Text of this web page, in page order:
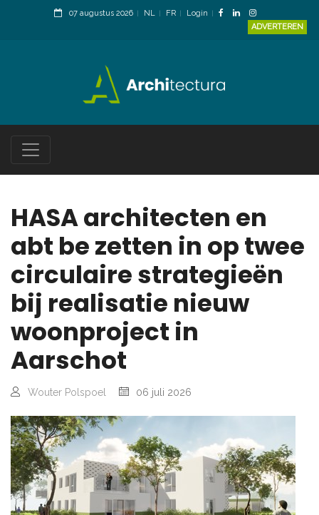
07 augustus 2026 NL FR
Login
ADVERTEREN
HASA architecten en
abt be zetten in op twee
circulaire strategieën
bij realisatie nieuw
woonproject in
Aarschot
Wouter Polspoel 06 juli 2026